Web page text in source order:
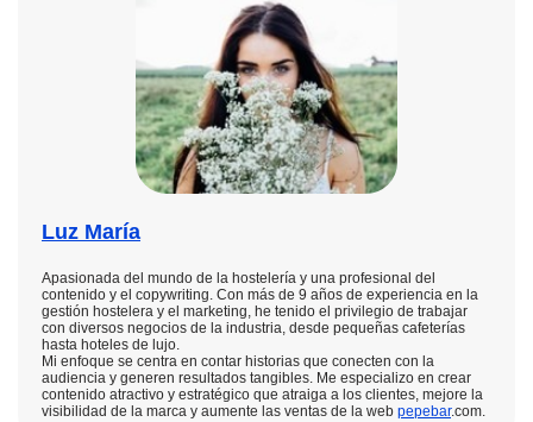
Luz María
Apasionada del mundo de la hostelería y una profesional del
contenido y el copywriting. Con más de 9 años de experiencia en la
gestión hostelera y el marketing, he tenido el privilegio de trabajar
con diversos negocios de la industria, desde pequeñas cafeterías
hasta hoteles de lujo.
Mi enfoque se centra en contar historias que conecten con la
audiencia y generen resultados tangibles. Me especializo en crear
contenido atractivo y estratégico que atraiga a los clientes, mejore la
visibilidad de la marca y aumente las ventas de la web pepebar.com.